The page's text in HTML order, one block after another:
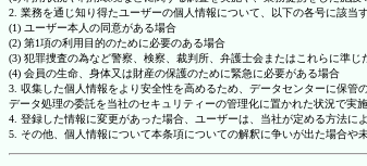
2. 業務を通じ知り得たユーザーの個人情報について、以下の各号に該当
(1) ユーザー本人の同意がある場合
(2) 第1項の利用目的のために必要のある場合
(3) 犯罪捜査の為など警察、検察、裁判所、弁護士会またはこれらに準
(4) 会員の生命、身体又は財産の保護のために緊急に必要がある場合
3. 収集した個人情報をより安全性を高めるため、データセンターに保管
データ処理の委託を当社のセキュリティーの管理化に置かれた状況で実施
4. 登録した情報に変更があった場合、ユーザーは、当社が定める方法に
5. その他、個人情報について本条項についての解釈に争いが出た場合や